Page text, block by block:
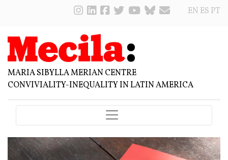
EN ES PT
MARIA SIBYLLA MERIAN CENTRE
CONVIVIALITY-INEQUALITY IN LATIN AMERICA